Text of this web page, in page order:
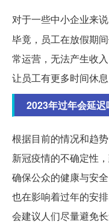
对于一些中小企业来
毕竟，员工在放假期
常运营，无法产生收
让员工有更多时间休
2023年过年会延迟
根据目前的情况和趋
新冠疫情的不确定性
确保公众的健康与安
也在影响着过年的安
会建议人们尽量避免